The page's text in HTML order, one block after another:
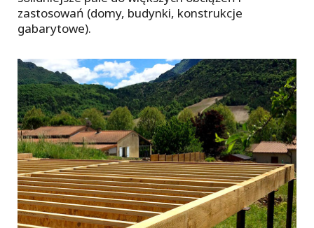
zastosowań (domy, budynki, konstrukcje
gabarytowe).